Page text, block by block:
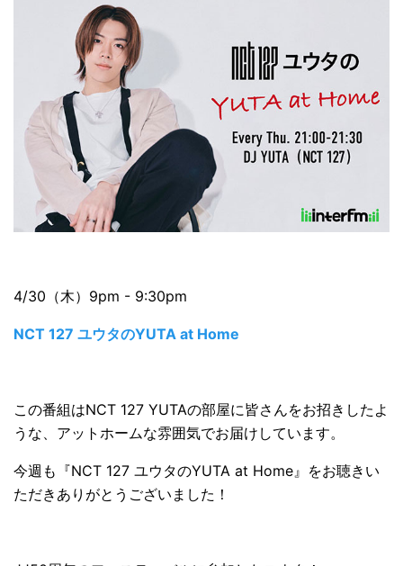
4/30（木）9pm - 9:30pm
NCT 127 ユウタのYUTA at Home
この番組はNCT 127 YUTAの部屋に皆さんをお招きしたよ
うな、アットホームな雰囲気でお届けしています。
今週も『NCT 127 ユウタのYUTA at Home』をお聴きい
ただきありがとうございました！